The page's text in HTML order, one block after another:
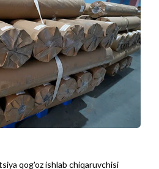
qog'oz ishlab chiqaruvchisi